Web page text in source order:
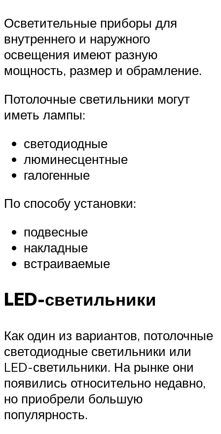
Осветительные приборы для
внутреннего и наружного
освещения имеют разную
мощность, размер и обрамление.
Потолочные светильники могут
иметь лампы:
светодиодные
люминесцентные
галогенные
По способу установки:
подвесные
накладные
встраиваемые
LED-светильники
Как один из вариантов, потолочные
светодиодные светильники или
LED-светильники. На рынке они
появились относительно недавно,
но приобрели большую
популярность.